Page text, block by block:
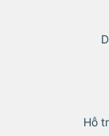
Hỗ